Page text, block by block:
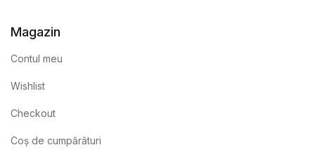
Magazin
Contul meu
Wishlist
Checkout
Coș de cumpărături